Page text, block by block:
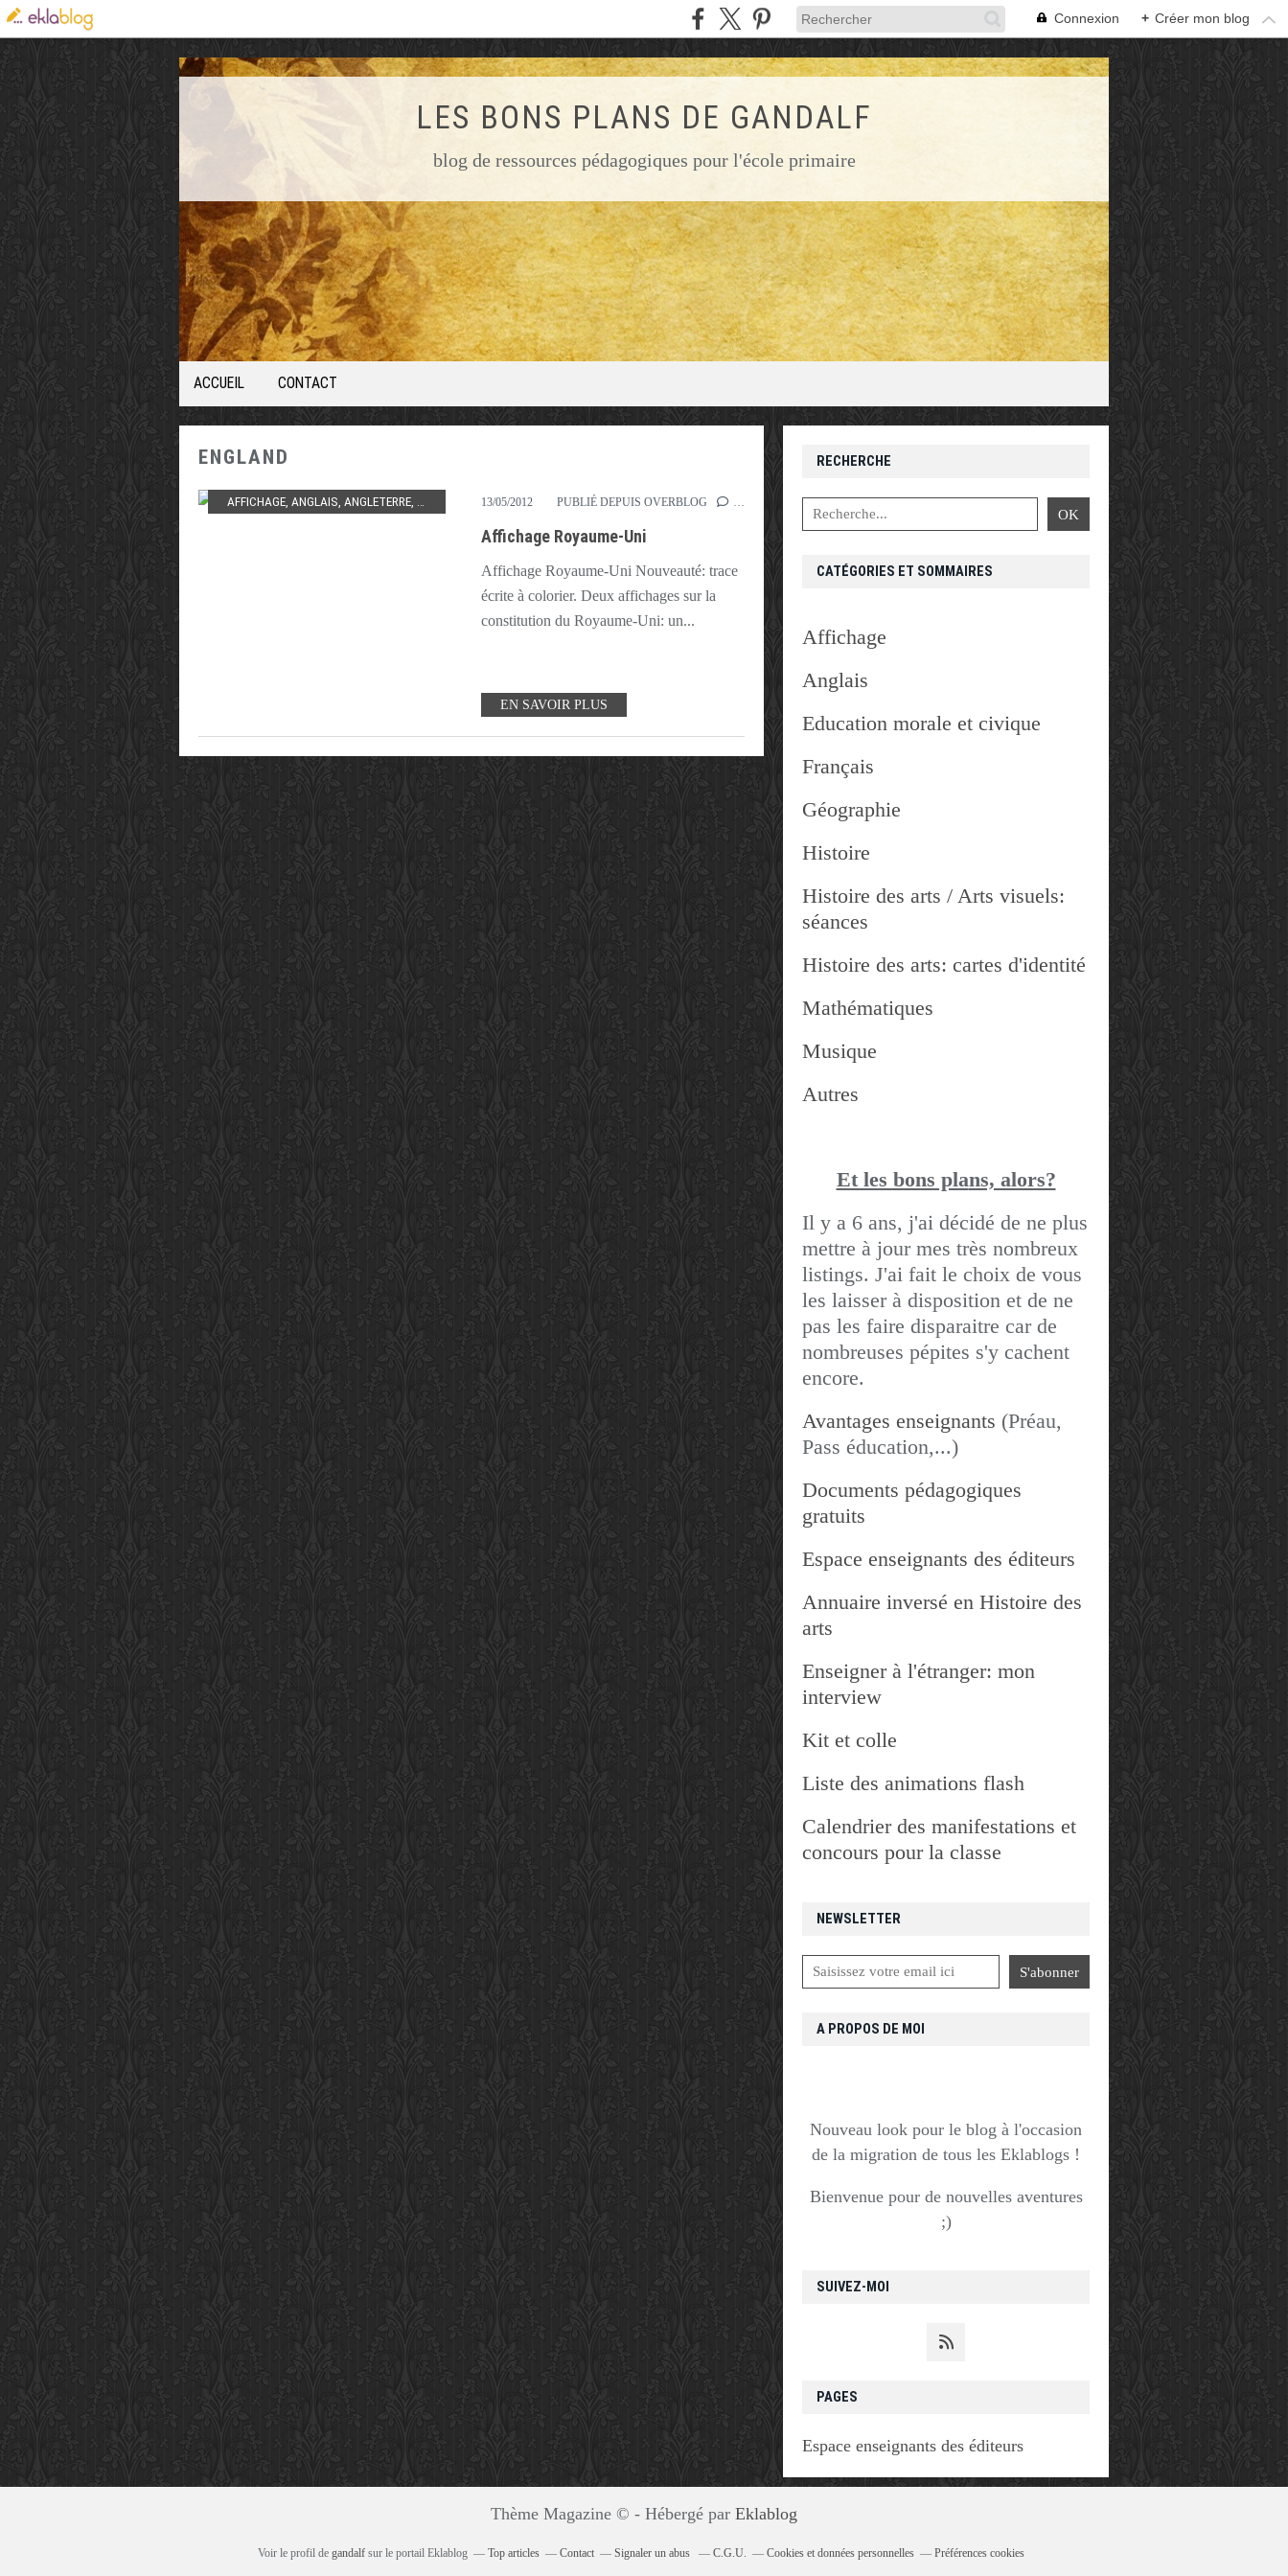
Connexion + Créer mon blog
LES BONS PLANS DE GANDALF
blog de ressources pédagogiques pour l'école primaire
ACCUEIL CONTACT
ENGLAND
AFFICHAGE ANGLAIS ANGLETERRE DRAPEAU,ÉCOSSE ,EIRE,ENGLAND, GRANDE-BRETAGNE ROYAUME-UNI,SCOTLAND,UNION JACK,WALES
13/05/2012 PUBLIÉ DEPUIS OVERBLOG
Affichage Royaume-Uni
Affichage Royaume-Uni Nouveauté: trace
écrite à colorier. Deux affichages sur la
constitution du Royaume-Uni: un...
EN SAVOIR PLUS
NEWSLETTER
SUIVEZ-MOI
RECHERCHE
PAGES
Espace enseignants des éditeurs
CATÉGORIES ET SOMMAIRES
Affichage
Anglais
Education morale et civique
Français
Géographie
Histoire
Histoire des arts / Arts visuels:
séances
Histoire des arts: cartes d'identité
Mathématiques
Musique
Autres
Et les bons plans, alors?
Il y a 6 ans, j'ai décidé de ne plus
mettre à jour mes très nombreux
listings. J'ai fait le choix de vous
les laisser à disposition et de ne
pas les faire disparaitre car de
nombreuses pépites s'y cachent
encore.
Avantages enseignants (Préau,
Pass éducation,...)
Documents pédagogiques
gratuits
Espace enseignants des éditeurs
Annuaire inversé en Histoire des
arts
Enseigner à l'étranger: mon
interview
Kit et colle
Liste des animations flash
Calendrier des manifestations et
concours pour la classe
A PROPOS DE MOI
Nouveau look pour le blog à l'occasion
de la migration de tous les Eklablogs !
Bienvenue pour de nouvelles aventures
;)
Thème Magazine © - Hébergé par Eklablog
Voir le profil de gandalf sur le portail Eklablog Top articles Contact Signaler un abus C.G.U. Cookies et données personnelles Préférences cookies